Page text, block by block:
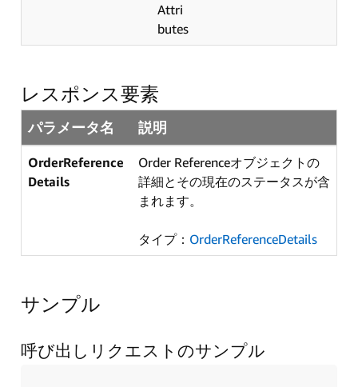
Attri
butes
レスポンス要素
パラメータ名 説明
OrderReference
Details
Order Referenceオブジェクトの
詳細とその現在のステータスが含
まれます。
タイプ： OrderReferenceDetails
サンプル
呼び出しリクエストのサンプル